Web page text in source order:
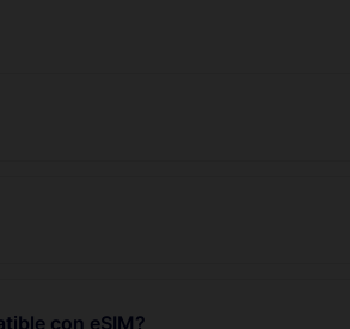
con eSIM?